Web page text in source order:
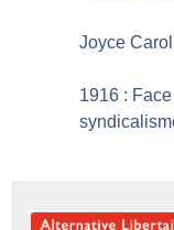
Joyce
1916 :